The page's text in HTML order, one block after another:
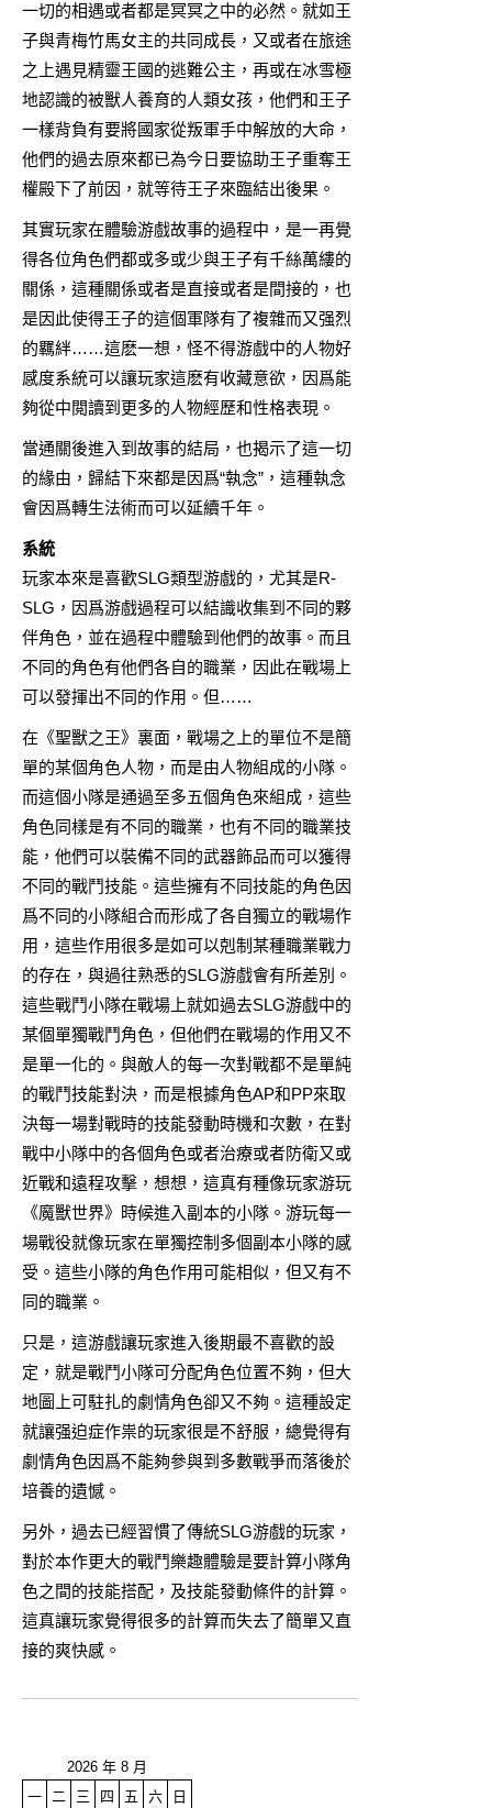
一切的相遇或者都是冥冥之中的必然。就如王
子與青梅竹馬女主的共同成長，又或者在旅途
之上遇見精靈王國的逃難公主，再或在冰雪極
地認識的被獸人養育的人類女孩，他們和王子
一樣背負有要將國家從叛軍手中解放的大命，
他們的過去原來都已為今日要協助王子重奪王
權殿下了前因，就等待王子來臨結出後果。
其實玩家在體驗游戲故事的過程中，是一再覺
得各位角色們都或多或少與王子有千絲萬縷的
關係，這種關係或者是直接或者是間接的，也
是因此使得王子的這個軍隊有了複雜而又强烈
的羈絆……這麽一想，怪不得游戲中的人物好
感度系統可以讓玩家這麽有收藏意欲，因爲能
夠從中閲讀到更多的人物經歷和性格表現。
當通關後進入到故事的結局，也揭示了這一切
的緣由，歸結下來都是因爲“執念”，這種執念
會因爲轉生法術而可以延續千年。
系統
玩家本來是喜歡SLG類型游戲的，尤其是R-
SLG，因爲游戲過程可以結識收集到不同的夥
伴角色，並在過程中體驗到他們的故事。而且
不同的角色有他們各自的職業，因此在戰場上
可以發揮出不同的作用。但……
在《聖獸之王》裏面，戰場之上的單位不是簡
單的某個角色人物，而是由人物組成的小隊。
而這個小隊是通過至多五個角色來組成，這些
角色同樣是有不同的職業，也有不同的職業技
能，他們可以裝備不同的武器飾品而可以獲得
不同的戰鬥技能。這些擁有不同技能的角色因
爲不同的小隊組合而形成了各自獨立的戰場作
用，這些作用很多是如可以剋制某種職業戰力
的存在，與過往熟悉的SLG游戲會有所差別。
這些戰鬥小隊在戰場上就如過去SLG游戲中的
某個單獨戰鬥角色，但他們在戰場的作用又不
是單一化的。與敵人的每一次對戰都不是單純
的戰鬥技能對決，而是根據角色AP和PP來取
決每一場對戰時的技能發動時機和次數，在對
戰中小隊中的各個角色或者治療或者防衛又或
近戰和遠程攻擊，想想，這真有種像玩家游玩
《魔獸世界》時候進入副本的小隊。游玩每一
場戰役就像玩家在單獨控制多個副本小隊的感
受。這些小隊的角色作用可能相似，但又有不
同的職業。
只是，這游戲讓玩家進入後期最不喜歡的設
定，就是戰鬥小隊可分配角色位置不夠，但大
地圖上可駐扎的劇情角色卻又不夠。這種設定
就讓强迫症作祟的玩家很是不舒服，總覺得有
劇情角色因爲不能夠參與到多數戰爭而落後於
培養的遺憾。
另外，過去已經習慣了傳統SLG游戲的玩家，
對於本作更大的戰鬥樂趣體驗是要計算小隊角
色之間的技能搭配，及技能發動條件的計算。
這真讓玩家覺得很多的計算而失去了簡單又直
接的爽快感。
2026 年 8 月
一 二 三 四 五 六 日